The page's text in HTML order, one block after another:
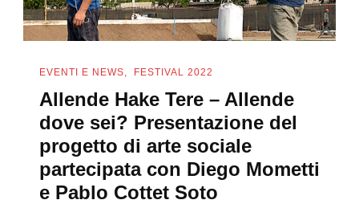
EVENTI E NEWS FESTIVAL 2022
Allende Hake Tere – Allende
dove sei? Presentazione del
progetto di arte sociale
partecipata con Diego Mometti
e Pablo Cottet Soto